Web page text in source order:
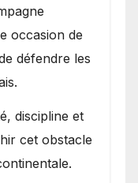
occasion de
défendre les
discipline et
cet obstacle